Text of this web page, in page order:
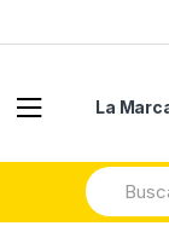
La
Search
for: